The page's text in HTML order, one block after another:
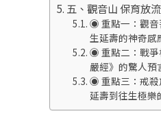
五、觀音山 保育放
◉ 重點一：觀
生延壽的神奇感
◉ 重點二：戰
嚴經》的驚人預
◉ 重點三：戒
延壽到往生極樂